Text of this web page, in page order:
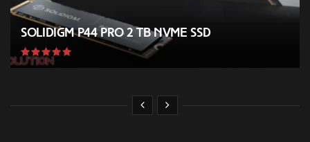
Solidigm P44 Pro 2 TB NVMe SSD